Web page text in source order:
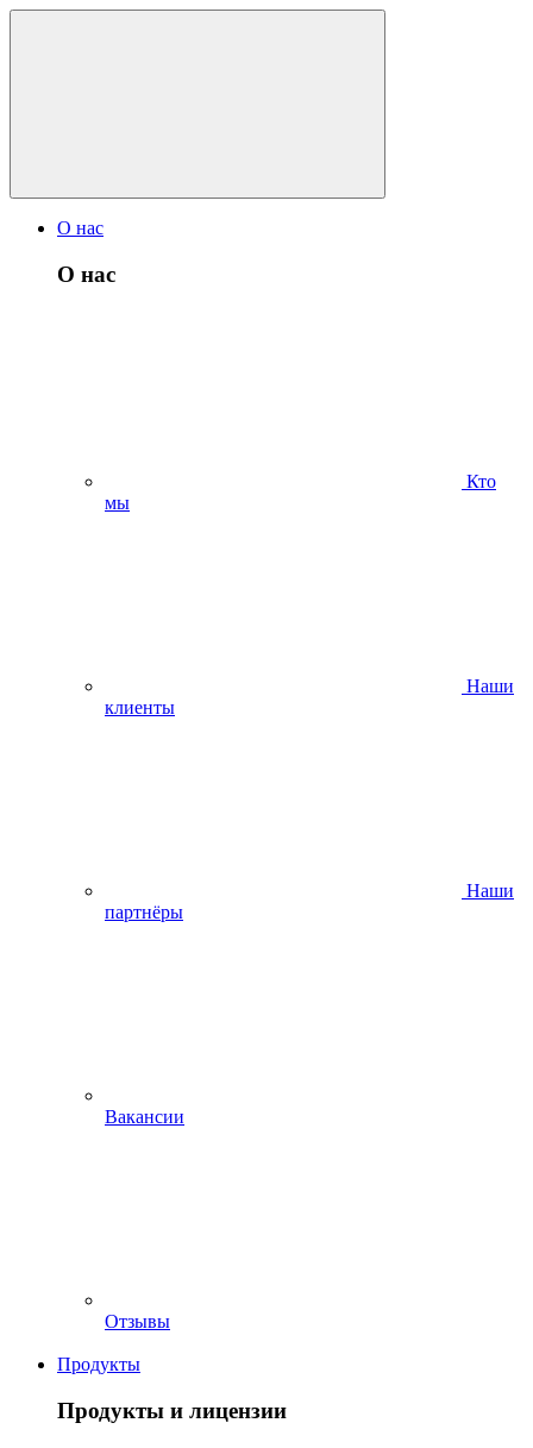
О нас
О нас
Кто
мы
Наши
клиенты
Наши
партнёры
Вакансии
Отзывы
Продукты
Продукты и лицензии